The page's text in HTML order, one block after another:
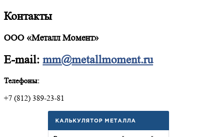
Контакты
ООО «Металл Момент»
E-mail: mm@metallmoment.ru
Телефоны:
+7 (812) 389-23-81